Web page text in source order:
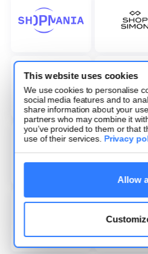
This website uses cookies
We use cookies to personalise
social media features and to
share information about your
partners who may combine it
you’ve provided to them or that
use of their services. Privacy
Allow